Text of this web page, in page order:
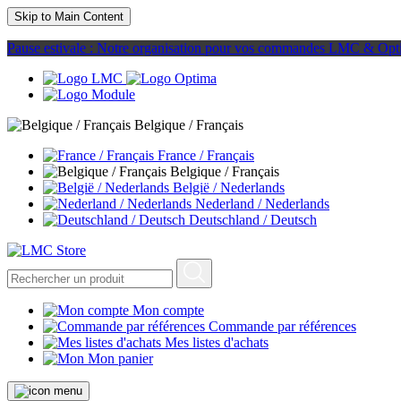
Skip to Main Content
Pause estivale : Notre organisation pour vos commandes LMC &
Belgique / Français
France / Français
Belgique / Français
België / Nederlands
Nederland / Nederlands
Deutschland / Deutsch
Mon compte
Commande par références
Mes listes d'achats
Mon panier